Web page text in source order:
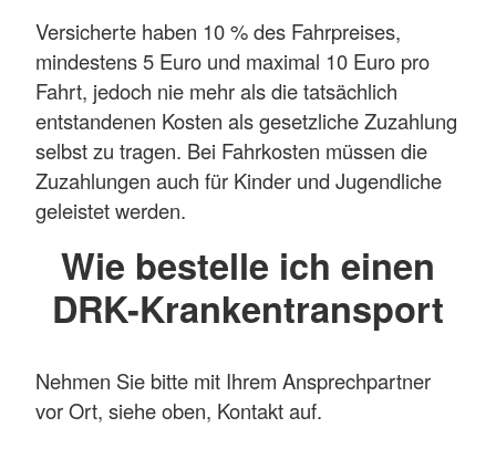
Versicherte haben 10 % des Fahrpreises,
mindestens 5 Euro und maximal 10 Euro pro
Fahrt, jedoch nie mehr als die tatsächlich
entstandenen Kosten als gesetzliche Zuzahlung
selbst zu tragen. Bei Fahrkosten müssen die
Zuzahlungen auch für Kinder und Jugendliche
geleistet werden.
Wie bestelle ich einen
DRK-Krankentransport
Nehmen Sie bitte mit Ihrem Ansprechpartner
vor Ort, siehe oben, Kontakt auf.